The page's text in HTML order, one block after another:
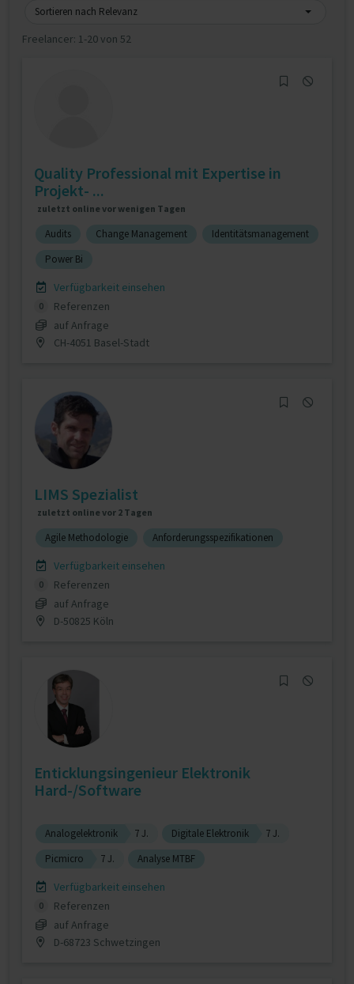
Sortieren nach Relevanz
Freelancer: 1-20 von 52
Quality Professional mit Expertise in
Projekt- ...
zuletzt online vor wenigen Tagen
Audits Change Management
Identitätsmanagement
Power Bi
Verfügbarkeit einsehen
0
Referenzen
auf Anfrage
CH-4051 Basel-Stadt
LIMS Spezialist
zuletzt online vor 2 Tagen
Agile Methodologie Anforderungsspezifikationen
Verfügbarkeit einsehen
0
Referenzen
auf Anfrage
D-50825 Köln
Enticklungsingenieur Elektronik
Hard-/Software
Analogelektronik 7 J. Digitale Elektronik
7 J.
Picmicro
7 J. Analyse MTBF
Verfügbarkeit einsehen
0
Referenzen
auf Anfrage
D-68723 Schwetzingen